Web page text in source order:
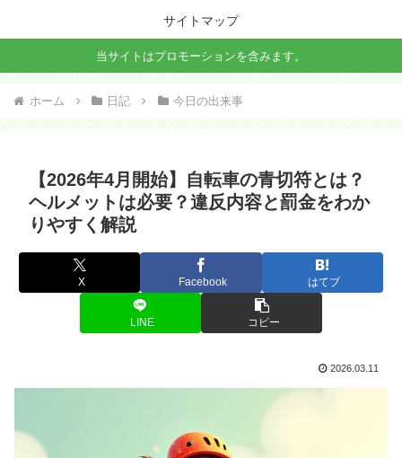
サイトマップ
当サイトはプロモーションを含みます。
ホーム 日記 今日の出来事
【2026年4月開始】自転車の青切符とは？
ヘルメットは必要？違反内容と罰金をわか
りやすく解説
X Facebook はてブ
LINE コピー
2026.03.11